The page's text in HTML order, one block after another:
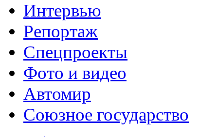
Интервью
Репортаж
Спецпроекты
Фото и видео
Автомир
Союзное государство